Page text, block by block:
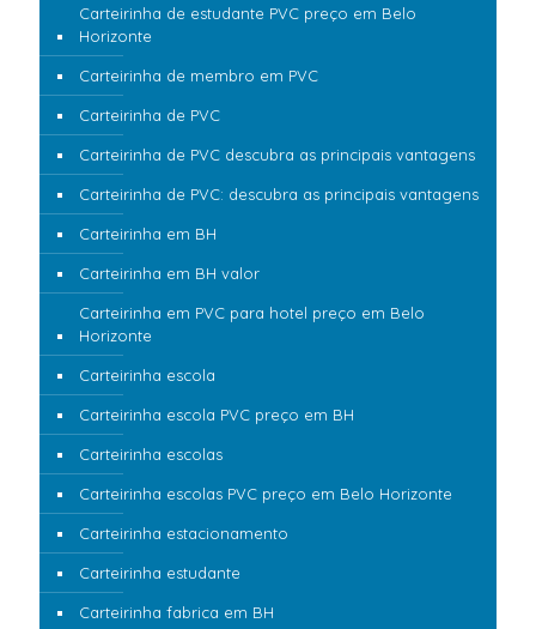
Carteirinha de estudante PVC preço em Belo
Horizonte
Carteirinha de membro em PVC
Carteirinha de PVC
Carteirinha de PVC descubra as principais vantagens
Carteirinha de PVC: descubra as principais vantagens
Carteirinha em BH
Carteirinha em BH valor
Carteirinha em PVC para hotel preço em Belo
Horizonte
Carteirinha escola
Carteirinha escola PVC preço em BH
Carteirinha escolas
Carteirinha escolas PVC preço em Belo Horizonte
Carteirinha estacionamento
Carteirinha estudante
Carteirinha fabrica em BH